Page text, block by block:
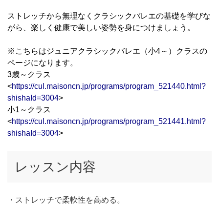
ストレッチから無理なくクラシックバレエの基礎を学びな
がら、楽しく健康で美しい姿勢を身につけましょう。
※こちらはジュニアクラシックバレエ（小4～）クラスの
ページになります。
3歳～クラス
<https://cul.maisoncn.jp/programs/program_521440.html?
shishaId=3004>
小1～クラス
<https://cul.maisoncn.jp/programs/program_521441.html?
shishaId=3004>
レッスン内容
・ストレッチで柔軟性を高める。